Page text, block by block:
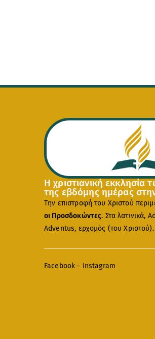
Η χριστιανική εκκλησία
της εβδόμης ημέρας
Την επιστροφή του Χριστού
οι Προσδοκώντες. Στα λατινικά,
Adventus, ερχομός (του Χριστού).
Facebook - Instagram